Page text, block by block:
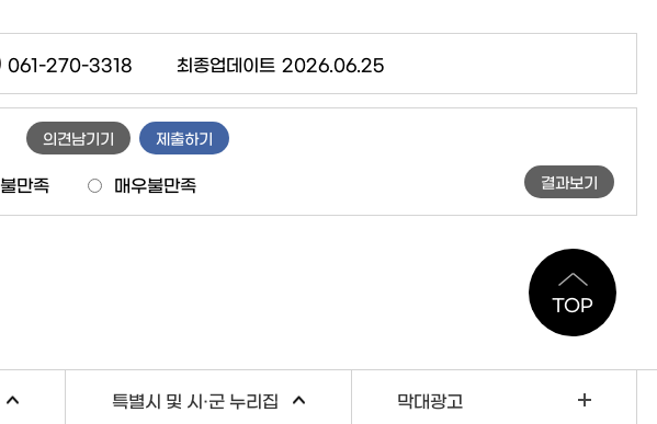
061-270-3318 최종업데이트 2026.06.25
불만족 매우불만족
의견남기기 제출하기
결과보기
TOP
특별시 및 시·군 누리집 막대광고